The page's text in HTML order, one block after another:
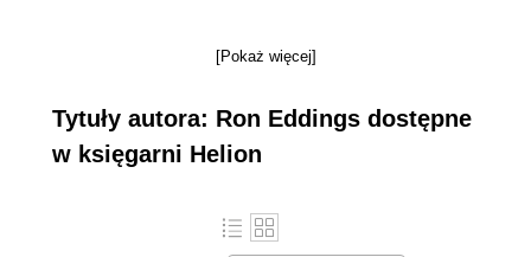
[Pokaż więcej]
Tytuły autora: Ron Eddings dostępne
w księgarni Helion